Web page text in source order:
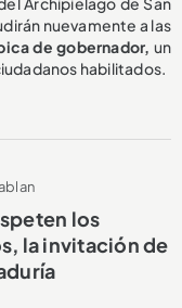
nuevamente a las
de gobernador, un
habilitados.
los
la invitación de